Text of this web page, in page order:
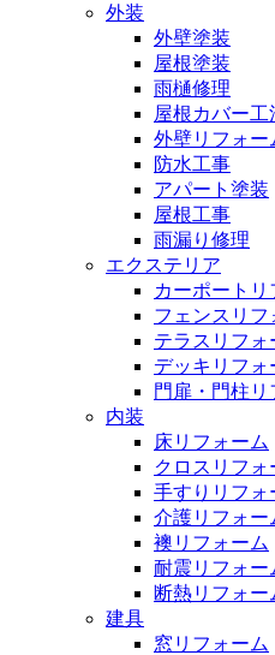
外装
外壁塗装
屋根塗装
雨樋修理
屋根カバー工
外壁リフォー
防水工事
アパート塗装
屋根工事
雨漏り修理
エクステリア
カーポートリ
フェンスリフ
テラスリフォ
デッキリフォ
門扉・門柱リ
内装
床リフォーム
クロスリフォ
手すりリフォ
介護リフォー
襖リフォーム
耐震リフォー
断熱リフォー
建具
窓リフォーム